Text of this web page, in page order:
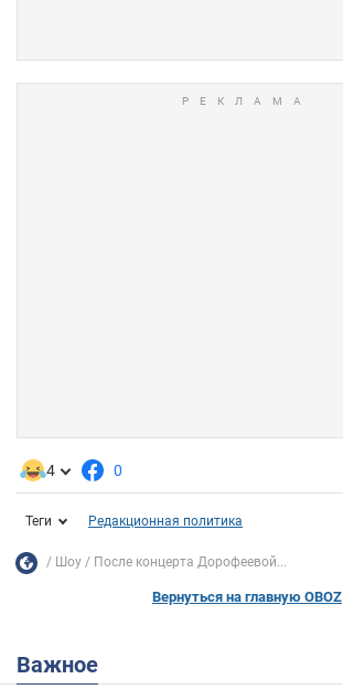
4 0
Теги Редакционная политика
Шоу После концерта Дорофеевой...
Вернуться на главную OBOZ
Важное